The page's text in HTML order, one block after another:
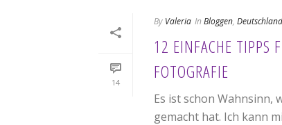
14
By Valeria In Bloggen, Deutschland
12 EINFACHE TIPPS
FOTOGRAFIE
Es ist schon Wahnsinn,
gemacht hat. Ich kann